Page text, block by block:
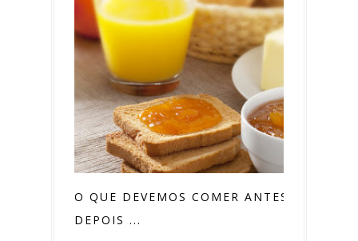
O QUE DEVEMOS COMER ANTES E
DEPOIS ...